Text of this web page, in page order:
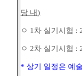
당 내)
ㅇ 1차 실기시험 :
ㅇ2차 실기시험 :
*상기 일정은 예